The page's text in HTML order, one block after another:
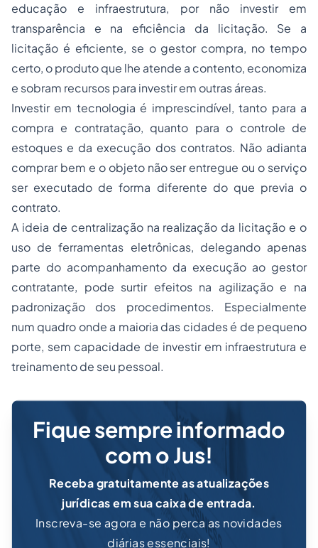
educação e infraestrutura, por não investir em
transparência e na eficiência da licitação. Se a
licitação é eficiente, se o gestor compra, no tempo
certo, o produto que lhe atende a contento, economiza
e sobram recursos para investir em outras áreas.
Investir em tecnologia é imprescindível, tanto para a
compra e contratação, quanto para o controle de
estoques e da execução dos contratos. Não adianta
comprar bem e o objeto não ser entregue ou o serviço
ser executado de forma diferente do que previa o
contrato.
A ideia de centralização na realização da licitação e o
uso de ferramentas eletrônicas, delegando apenas
parte do acompanhamento da execução ao gestor
contratante, pode surtir efeitos na agilização e na
padronização dos procedimentos. Especialmente
num quadro onde a maioria das cidades é de pequeno
porte, sem capacidade de investir em infraestrutura e
treinamento de seu pessoal.
Fique sempre informado
com o Jus!
Receba gratuitamente as atualizações
jurídicas em sua caixa de entrada.
Inscreva-se agora e não perca as novidades
diárias essenciais!